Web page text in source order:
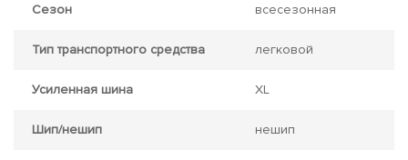
Сезон всесезонная
Тип транспортного средства легковой
Усиленная шина XL
Шип/нешип нешип